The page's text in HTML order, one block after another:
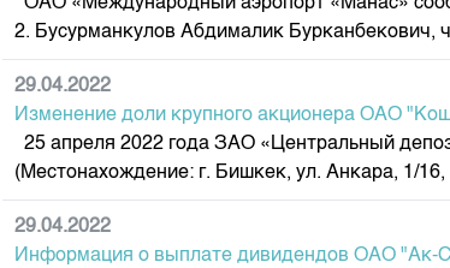
2. Бусурманкулов Абдималик
29.04.2022
Изменение доли крупного акционера ОАО
25 апреля 2022 года ЗАО «Центральный
(Местонахождение: г. Бишкек, ул. Анкара, 1/
29.04.2022
Информация о выплате дивидендов ОАО "Ак-